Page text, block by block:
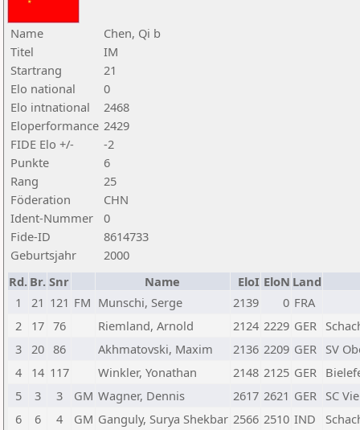
Name
Chen, Qi b
Titel
IM
Startrang
21
Elo national
0
Elo intnational
2468
Eloperformance 2429
FIDE Elo +/-
-2
Punkte
6
Rang
25
Föderation
CHN
Ident-Nummer
0
Fide-ID
8614733
Geburtsjahr
2000
Rd. Br. Snr Name EloI EloN Land
1
21 121 FM Munschi, Serge 2139 0 FRA
2
17 76 Riemland, Arnold 2124 2229 GER
3
20 86 Akhmatovski, Maxim 2136 2209 GER SV
4
14 117 Winkler, Yonathan 2148 2125 GER
5
3 3 GM Wagner, Dennis 2617 2621 GER SC
6
6 4 GM Ganguly, Surya Shekbar 2566 2510 IND